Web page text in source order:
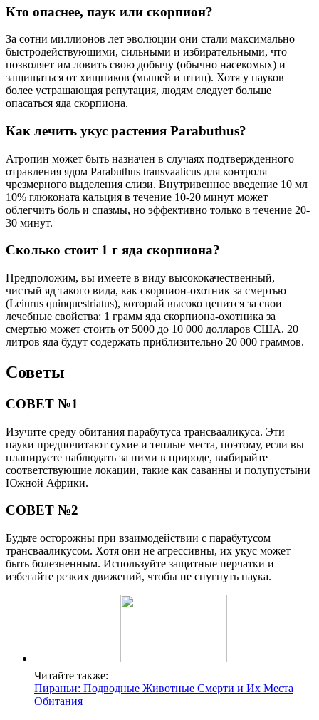
Кто опаснее, паук или скорпион?
За сотни миллионов лет эволюции они стали максимально
быстродействующими, сильными и избирательными, что
позволяет им ловить свою добычу (обычно насекомых) и
защищаться от хищников (мышей и птиц). Хотя у пауков
более устрашающая репутация, людям следует больше
опасаться яда скорпиона.
Как лечить укус растения Parabuthus?
Атропин может быть назначен в случаях подтвержденного
отравления ядом Parabuthus transvaalicus для контроля
чрезмерного выделения слизи. Внутривенное введение 10 мл
10% глюконата кальция в течение 10-20 минут может
облегчить боль и спазмы, но эффективно только в течение 20-
30 минут.
Сколько стоит 1 г яда скорпиона?
Предположим, вы имеете в виду высококачественный,
чистый яд такого вида, как скорпион-охотник за смертью
(Leiurus quinquestriatus), который высоко ценится за свои
лечебные свойства: 1 грамм яда скорпиона-охотника за
смертью может стоить от 5000 до 10 000 долларов США. 20
литров яда будут содержать приблизительно 20 000 граммов.
Советы
СОВЕТ №1
Изучите среду обитания парабутуса трансвааликуса. Эти
пауки предпочитают сухие и теплые места, поэтому, если вы
планируете наблюдать за ними в природе, выбирайте
соответствующие локации, такие как саванны и полупустыни
Южной Африки.
СОВЕТ №2
Будьте осторожны при взаимодействии с парабутусом
трансвааликусом. Хотя они не агрессивны, их укус может
быть болезненным. Используйте защитные перчатки и
избегайте резких движений, чтобы не спугнуть паука.
Читайте также:
Пираньи: Подводные Животные Смерти и Их Места
Обитания